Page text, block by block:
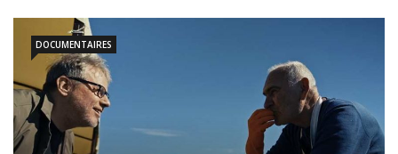
DOCUMENTAIRES